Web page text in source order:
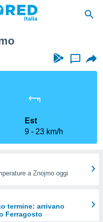
...
Est
9
23 km/h
a Znojmo oggi
termine: arrivano
Ferragosto